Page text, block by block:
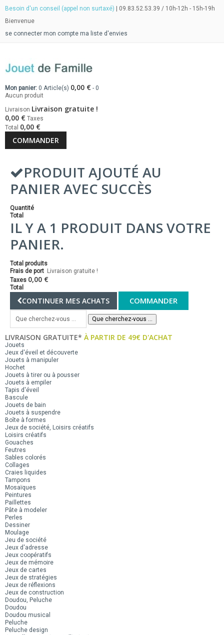
Besoin d'un conseil (appel non surtaxé) | 09.83.52.53.39 / 10h-12h - 15h-19h
Bienvenue
se connecter mon compte ma liste d'envies
Mon panier: 0 Article(s) 0,00 € - 0
Aucun produit
Livraison Livraison gratuite !
0,00 € Taxes
Total 0,00 €
COMMANDER
PRODUIT AJOUTÉ AU
PANIER AVEC SUCCÈS
Quantité
Total
IL Y A 1 PRODUIT DANS VOTRE
PANIER.
Total produits
Frais de port Livraison gratuite !
Taxes 0,00 €
Total
CONTINUER MES ACHATS COMMANDER
Que cherchez-vous ...
LIVRAISON GRATUITE* À PARTIR DE 49€ D'ACHAT
Jouets
Jeux d'éveil et découverte
Jouets à manipuler
Hochet
Jouets à tirer ou à pousser
Jouets à empiler
Tapis d'éveil
Bascule
Jouets de bain
Jouets à suspendre
Boîte à formes
Jeux de société, Loisirs créatifs
Loisirs créatifs
Gouaches
Feutres
Sables colorés
Collages
Craies liquides
Tampons
Mosaïques
Peintures
Paillettes
Pâte à modeler
Perles
Dessiner
Moulage
Jeu de société
Jeux d'adresse
Jeux coopératifs
Jeux de mémoire
Jeux de cartes
Jeux de stratégies
Jeux de réflexions
Jeux de construction
Doudou, Peluche
Doudou
Doudou musical
Peluche
Peluche design